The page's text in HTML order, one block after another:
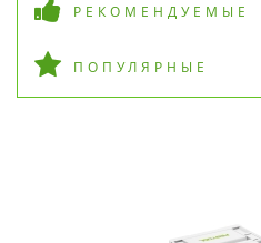
РЕКОМЕНДУЕМЫЕ
ПОПУЛЯРНЫЕ